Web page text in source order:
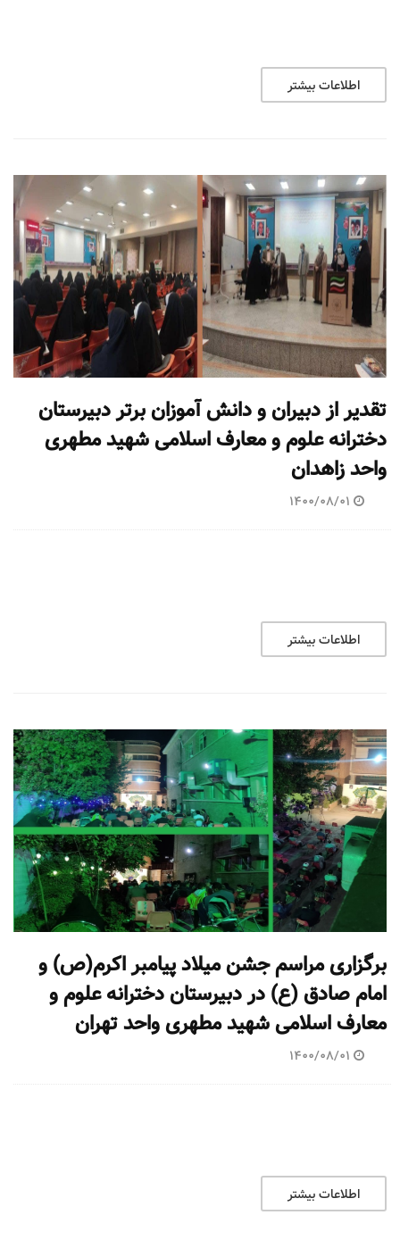
اطلاعات بیشتر
تقدیر از دبیران و دانش آموزان برتر دبیرستان
دخترانه علوم و معارف اسلامی شهید مطهری
واحد زاهدان
1400/08/01
اطلاعات بیشتر
برگزاری مراسم جشن میلاد پیامبر اکرم(ص) و
امام صادق (ع) در دبیرستان دخترانه علوم و
معارف اسلامی شهید مطهری واحد تهران
1400/08/01
اطلاعات بیشتر